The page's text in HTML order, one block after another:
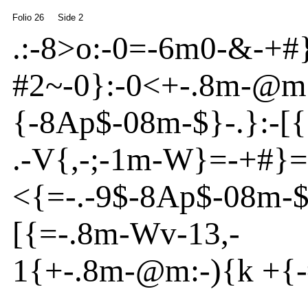
Folio 26 Side 2
.:-8>o:-0=-6m0-&-
#2~-0}:-0<+-.8m-@m
{-8Ap$-08m-$}-.}:-[{
.-V{,-;-1m-W}=-+#}=
<{=-.-9$-8Ap$-08m-
[{=-.8m-Wv-13,-
1{+-.8m-@m:-){k +{-